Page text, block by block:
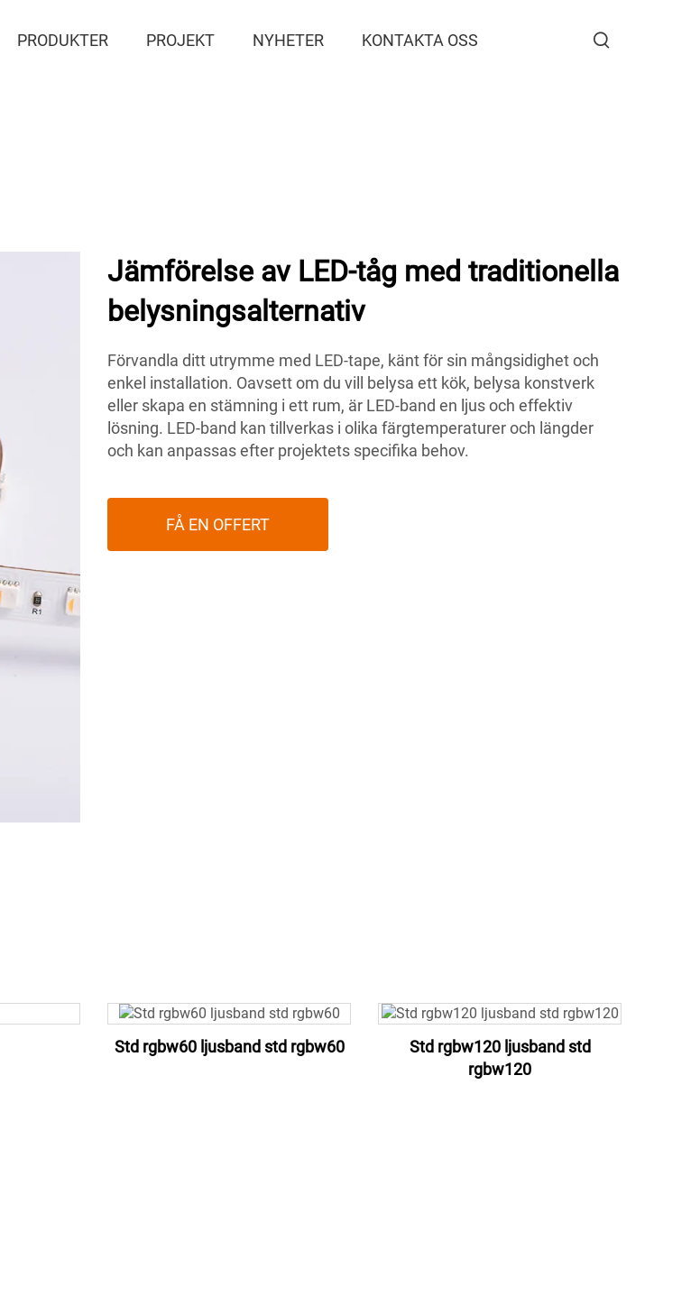
PRODUKTER PROJEKT NYHETER KONTAKTA OSS
Jämförelse av LED-tåg med traditionella
belysningsalternativ
Förvandla ditt utrymme med LED-tape, känt för sin mångsidighet och
enkel installation. Oavsett om du vill belysa ett kök, belysa konstverk
eller skapa en stämning i ett rum, är LED-band en ljus och effektiv
lösning. LED-band kan tillverkas i olika färgtemperaturer och längder
och kan anpassas efter projektets specifika behov.
FÅ EN OFFERT
Std rgbw60 ljusband std rgbw60
Std rgbw120 ljusband std
rgbw120